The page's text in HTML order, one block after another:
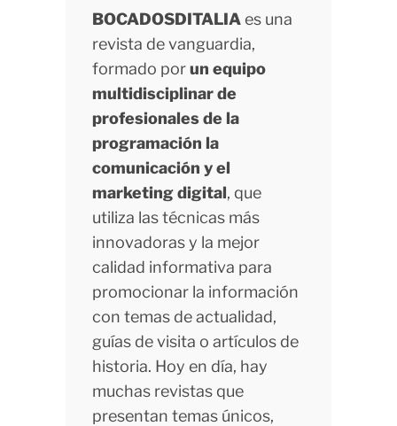
BOCADOSDITALIAes una
revista de vanguardia,
formado porun equipo
multidisciplinar de
profesionales de la
programación la
comunicación y el
marketing digital, que
utiliza las técnicas más
innovadoras y la mejor
calidad informativa para
promocionar la información
con temas de actualidad,
guías de visita o artículos de
historia. Hoy en día, hay
muchas revistas que
presentan temas únicos,